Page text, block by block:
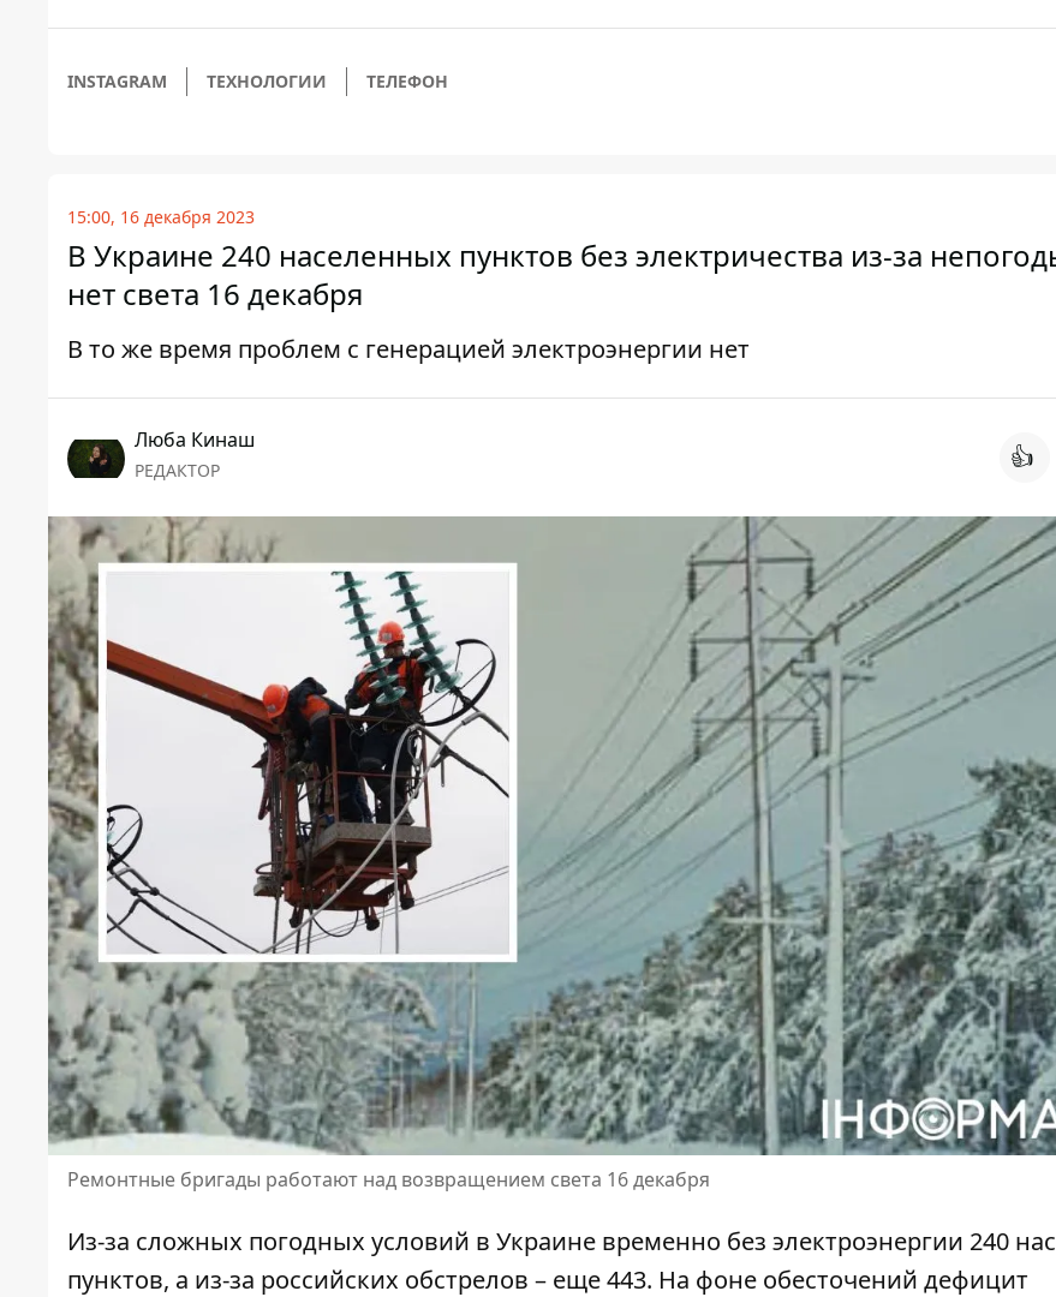
INSTAGRAM ТЕХНОЛОГИИ ТЕЛЕФОН
15:00, 16 декабря 2023
В Украине 240 населенных пунктов без электричества из-за
нет света 16 декабря
В то же время проблем с генерацией электроэнергии нет
Люба Кинаш
РЕДАКТОР 👍
Ремонтные бригады работают над возвращением света 16 декабря
Из-за сложных погодных условий в Украине временно без электроэнергии 240
пунктов, а из-за российских обстрелов – еще 443. На фоне обесточений дефицит